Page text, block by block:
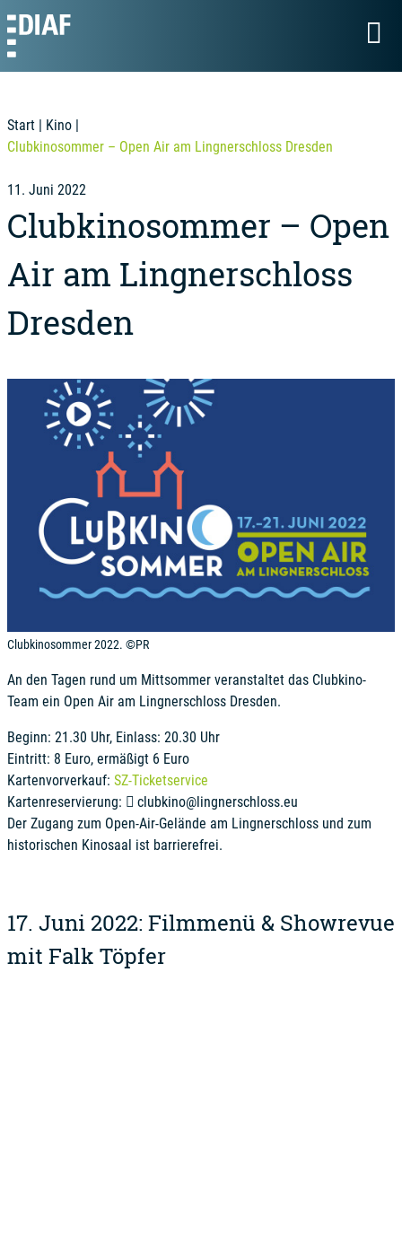
Start | Kino |
Clubkinosommer – Open Air am Lingnerschloss Dresden
11. Juni 2022
Clubkinosommer – Open
Air am Lingnerschloss
Dresden
Clubkinosommer 2022. ©PR
An den Tagen rund um Mittsommer veranstaltet das Clubkino-
Team ein Open Air am Lingnerschloss Dresden.
Beginn: 21.30 Uhr, Einlass: 20.30 Uhr
Eintritt: 8 Euro, ermäßigt 6 Euro
Kartenvorverkauf: SZ-Ticketservice
Kartenreservierung:
clubkino@lingnerschloss.eu
Der Zugang zum Open-Air-Gelände am Lingnerschloss und zum
historischen Kinosaal ist barrierefrei.
17. Juni 2022: Filmmenü & Showrevue
mit Falk Töpfer